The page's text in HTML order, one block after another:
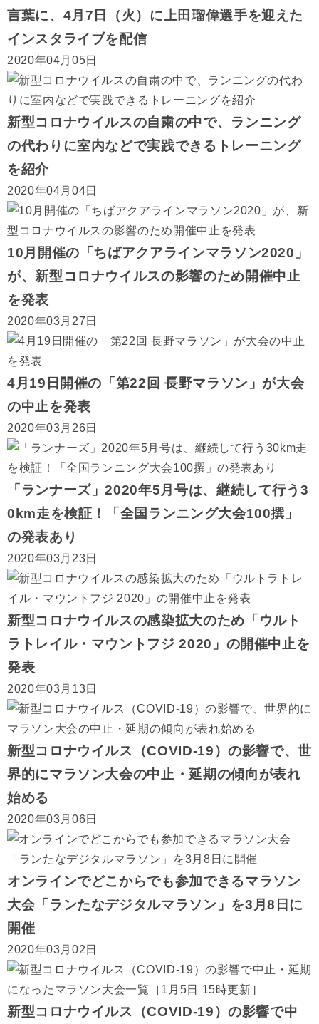
言葉に、4月7日（火）に上田瑠偉選手を迎えた
インスタライブを配信
2020年04月05日
新型コロナウイルスの自粛の中で、ランニング
の代わりに室内などで実践できるトレーニング
を紹介
2020年04月04日
10月開催の「ちばアクアラインマラソン2020」
が、新型コロナウイルスの影響のため開催中止
を発表
2020年03月27日
4月19日開催の「第22回 長野マラソン」が大会
の中止を発表
2020年03月26日
「ランナーズ」2020年5月号は、継続して行う3
0km走を検証！「全国ランニング大会100撰」
の発表あり
2020年03月23日
新型コロナウイルスの感染拡大のため「ウルト
ラトレイル・マウントフジ 2020」の開催中止を
発表
2020年03月13日
新型コロナウイルス（COVID-19）の影響で、世
界的にマラソン大会の中止・延期の傾向が表れ
始める
2020年03月06日
オンラインでどこからでも参加できるマラソン
大会「ランたなデジタルマラソン」を3月8日に
開催
2020年03月02日
新型コロナウイルス（COVID-19）の影響で中